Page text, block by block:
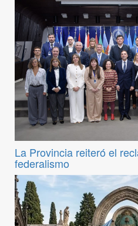
La Provincia reiteró el
federalismo